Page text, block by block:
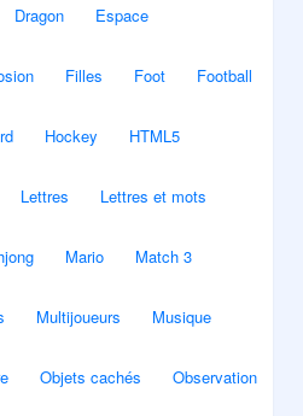
Dragon Espace
Filles Foot Football
Hockey HTML5
Lettres Lettres et mots
Mario Match 3
Multijoueurs Musique
Objets cachés Observation